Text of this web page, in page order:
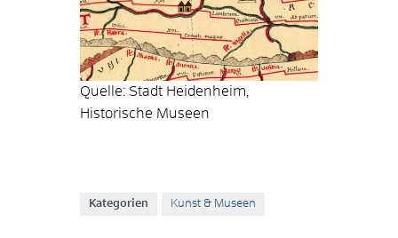
Quelle: Stadt Heidenheim,
Historische Museen
Kategorien Kunst & Museen